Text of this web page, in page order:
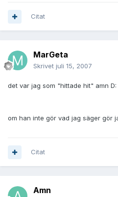
Citat
MarGeta
Skrivet juli 15, 2007
det var jag som "hittade hit" amn D:
om han inte gör vad jag säger gör
Citat
Amn